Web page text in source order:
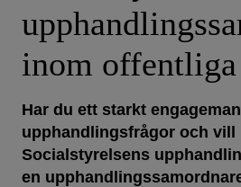
inom
Har du ett starkt
upphandlingsfrågor och vill
Socialstyrelsens
en